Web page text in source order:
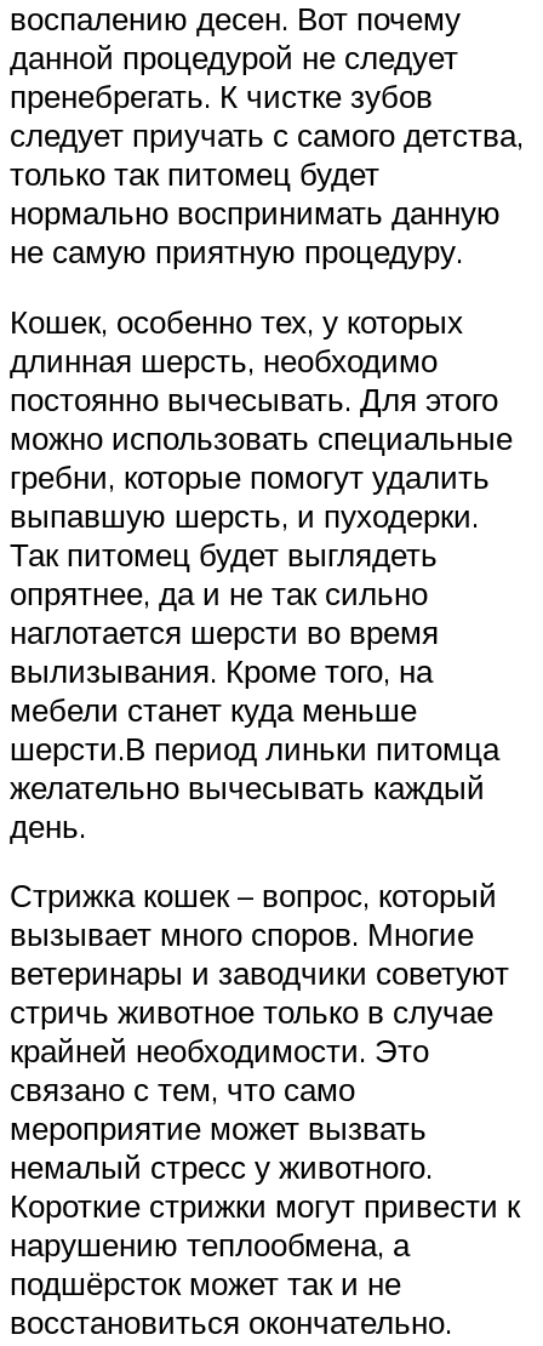
воспалению десен. Вот почему
данной процедурой не следует
пренебрегать. К чистке зубов
следует приучать с самого детства,
только так питомец будет
нормально воспринимать данную
не самую приятную процедуру.
Кошек, особенно тех, у которых
длинная шерсть, необходимо
постоянно вычесывать. Для этого
можно использовать специальные
гребни, которые помогут удалить
выпавшую шерсть, и пуходерки.
Так питомец будет выглядеть
опрятнее, да и не так сильно
наглотается шерсти во время
вылизывания. Кроме того, на
мебели станет куда меньше
шерсти.В период линьки питомца
желательно вычесывать каждый
день.
Стрижка кошек – вопрос, который
вызывает много споров. Многие
ветеринары и заводчики советуют
стричь животное только в случае
крайней необходимости. Это
связано с тем, что само
мероприятие может вызвать
немалый стресс у животного.
Короткие стрижки могут привести к
нарушению теплообмена, а
подшёрсток может так и не
восстановиться окончательно.